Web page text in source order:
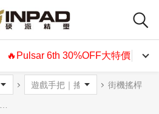
🔥Pulsar 6th 30%OFF大特價🔥
街機搖桿